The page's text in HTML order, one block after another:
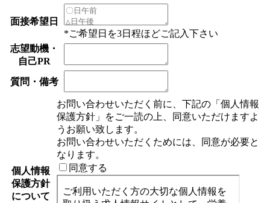
面接希望日
*ご希望日を3日程ほどご記入下さい
志望動機・
自己PR
質問・備考
個人情報
保護方針
について
お問い合わせいただく前に、下記の「個人情報
保護方針」をご一読の上、同意いただけますよ
うお願い致します。
お問い合わせいただくためには、同意が必要と
なります。
同意する